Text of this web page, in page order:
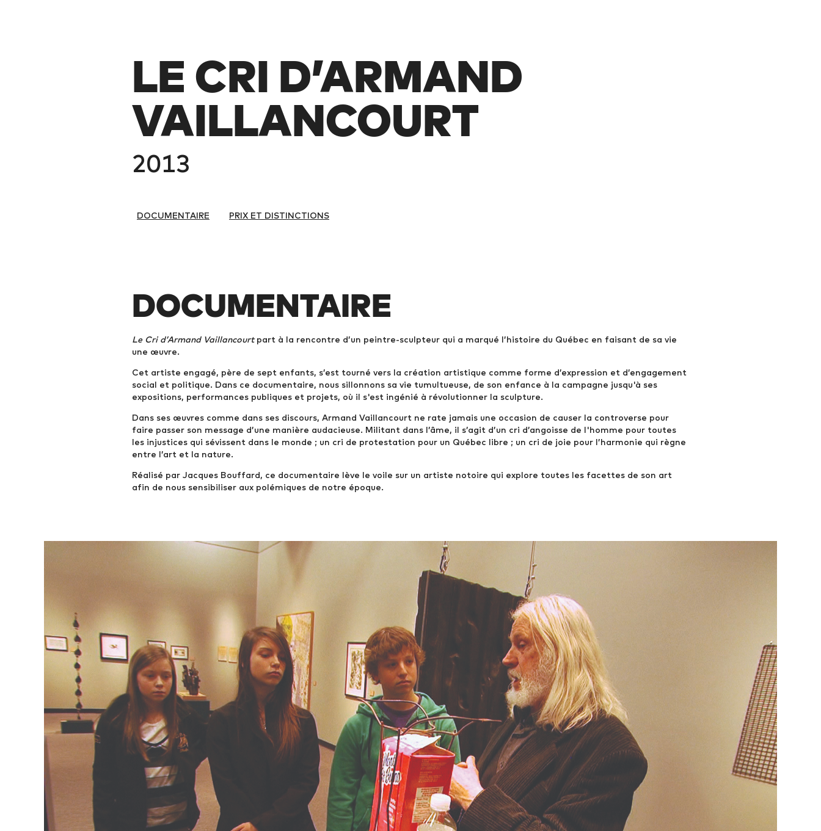
LE CRI D’ARMAND
VAILLANCOURT
2013
DOCUMENTAIRE PRIX ET DISTINCTIONS
DOCUMENTAIRE
Le Cri d’Armand Vaillancourtpart à la rencontre d’un peintre-sculpteur qui a marqué l’histoire du Québec en faisant de sa vie
une œuvre.
Cet artiste engagé, père de sept enfants, s’est tourné vers la création artistique comme forme d’expression et d’engagement
social et politique. Dans ce documentaire, nous sillonnons sa vie tumultueuse, de son enfance à la campagne jusqu'à ses
expositions, performances publiques et projets, où il s'est ingénié à révolutionner la sculpture.
Dans ses œuvres comme dans ses discours, Armand Vaillancourt ne rate jamais une occasion de causer la controverse pour
faire passer son message d’une manière audacieuse. Militant dans l’âme, il s’agit d’un cri d’angoisse de l'homme pour toutes
les injustices qui sévissent dans le monde ; un cri de protestation pour un Québec libre ; un cri de joie pour l’harmonie qui règne
entre l’art et la nature.
Réalisé par Jacques Bouffard, ce documentaire lève le voile sur un artiste notoire qui explore toutes les facettes de son art
afin de nous sensibiliser aux polémiques de notre époque.